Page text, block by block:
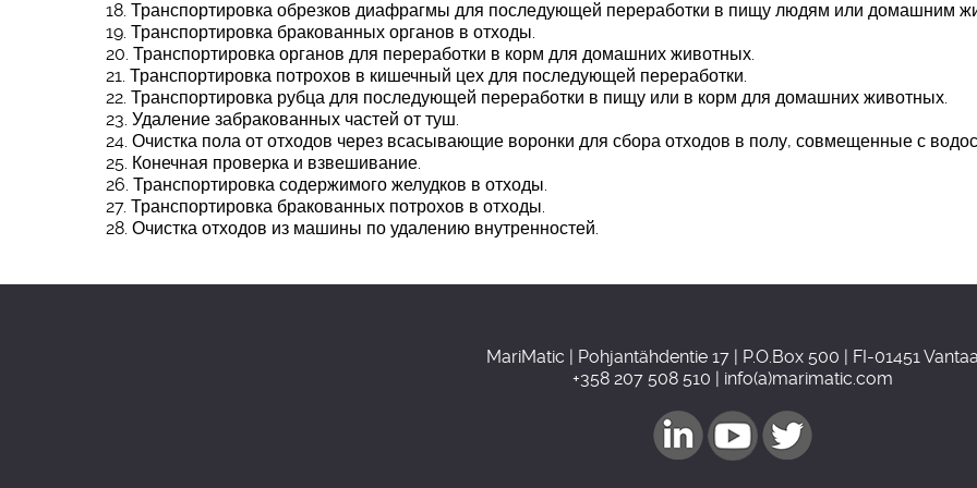
18. Транспортировка обрезков диафрагмы для последующей переработки в пищу людям или домашним
19. Транспортировка бракованных органов в отходы.
20. Транспортировка органов для переработки в корм для домашних животных.
21. Транспортировка потрохов в кишечный цех для последующей переработки.
22. Транспортировка рубца для последующей переработки в пищу или в корм для домашних животных.
23. Удаление забракованных частей от туш.
24. Очистка пола от отходов через всасывающие воронки для сбора отходов в полу, совмещенные с
25. Конечная проверка и взвешивание.
26. Транспортировка содержимого желудков в отходы.
27. Транспортировка бракованных потрохов в отходы.
28. Очистка отходов из машины по удалению внутренностей.
MariMatic | Pohjantähdentie 17 | P.O.Box 500 | FI-01451 Vantaa
+358 207 508 510 | info(a)marimatic.com